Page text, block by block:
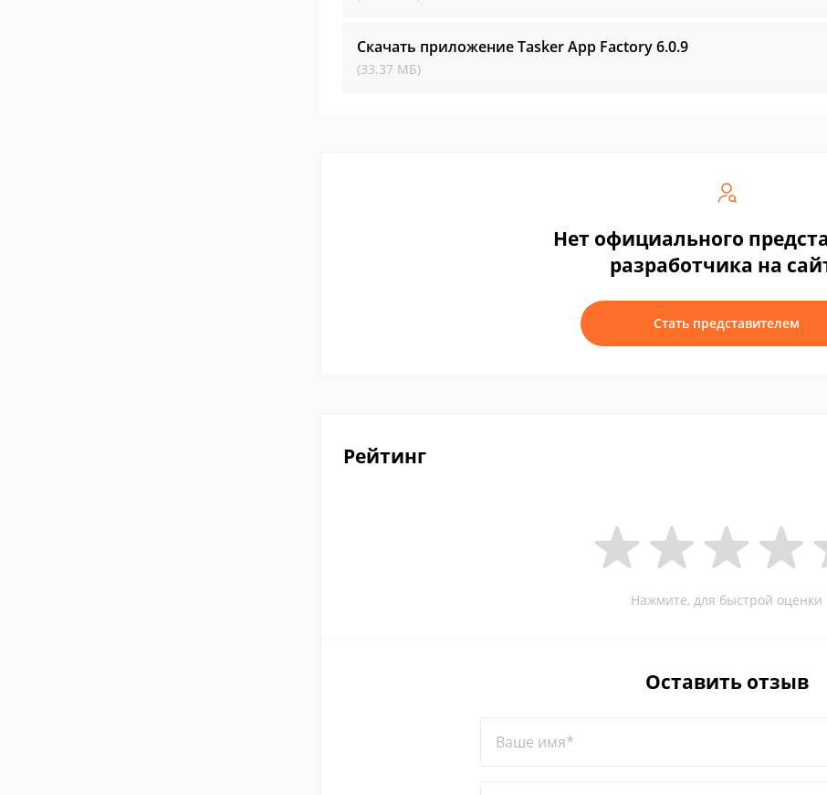
Скачать приложение Tasker App Factory6.0.9
(33.37 МБ)
Нет официального
разработчика на
Стать представителем
Рейтинг
Нажмите, для быстрой оценки
Оставить отзыв
Ваше имя*